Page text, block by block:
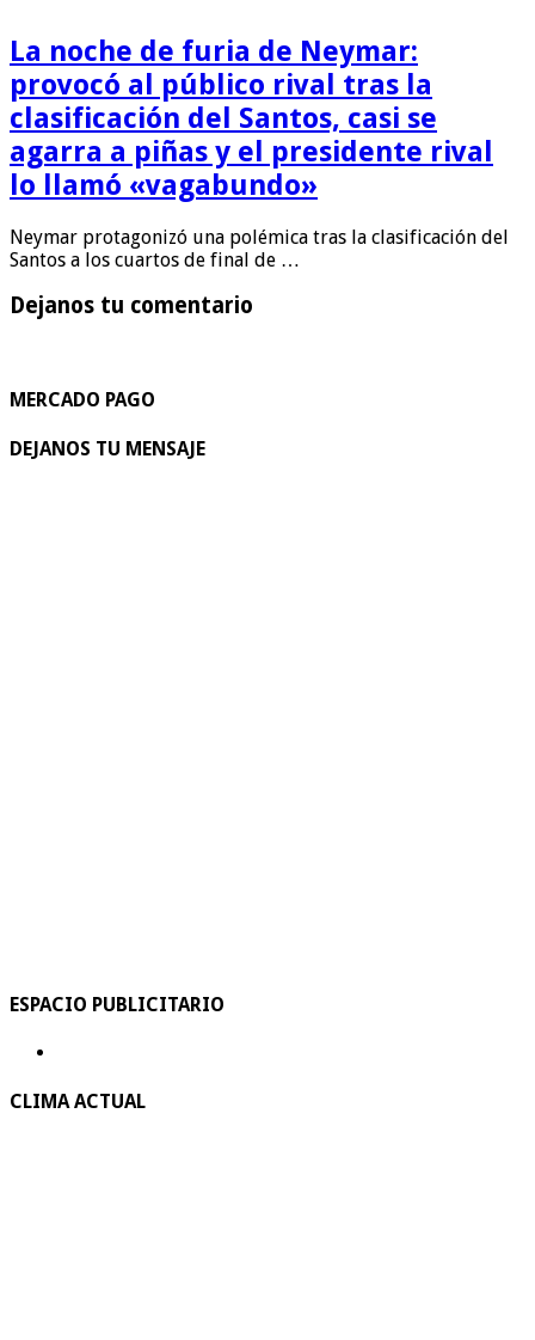
La noche de furia de Neymar:
provocó al público rival tras la
clasificación del Santos, casi se
agarra a piñas y el presidente rival
lo llamó «vagabundo»
Neymar protagonizó una polémica tras la clasificación del
Santos a los cuartos de final de …
Dejanos tu comentario
MERCADO PAGO
DEJANOS TU MENSAJE
ESPACIO PUBLICITARIO
CLIMA ACTUAL